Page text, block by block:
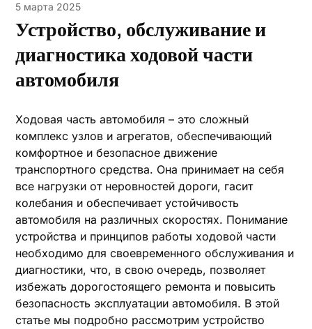
5 марта 2025
Устройство, обслуживание и
диагностика ходовой части
автомобиля
Ходовая часть автомобиля – это сложный
комплекс узлов и агрегатов, обеспечивающий
комфортное и безопасное движение
транспортного средства. Она принимает на себя
все нагрузки от неровностей дороги, гасит
колебания и обеспечивает устойчивость
автомобиля на различных скоростях. Понимание
устройства и принципов работы ходовой части
необходимо для своевременного обслуживания и
диагностики, что, в свою очередь, позволяет
избежать дорогостоящего ремонта и повысить
безопасность эксплуатации автомобиля. В этой
статье мы подробно рассмотрим устройство